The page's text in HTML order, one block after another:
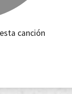
canción